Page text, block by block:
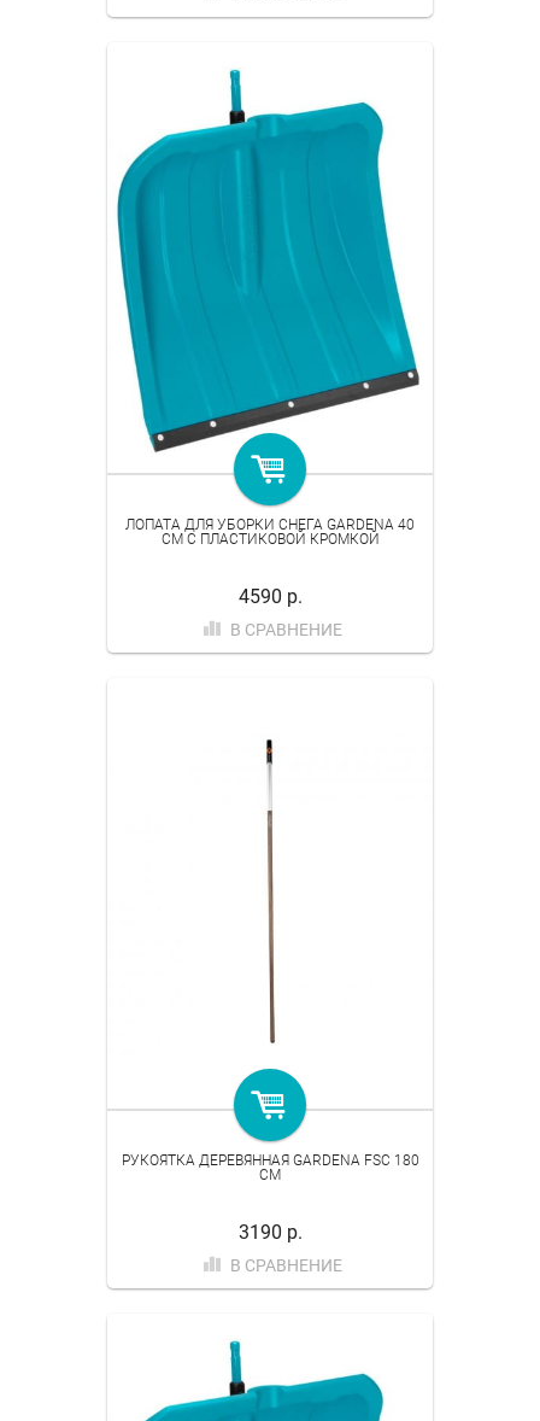
ЛОПАТА ДЛЯ УБОРКИ СНЕГА GARDENA 40
СМ C ПЛАСТИКОВОЙ КРОМКОЙ
4590 р.
В СРАВНЕНИЕ
РУКОЯТКА ДЕРЕВЯННАЯ GARDENA FSC 180
СМ
3190 р.
В СРАВНЕНИЕ